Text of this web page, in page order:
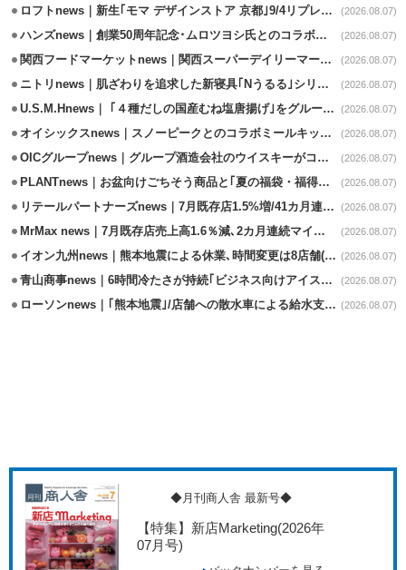
ロフトnews｜新生｢モマ デザインストア 京都｣9/4リプレイスオープン (2026.08.07)
ハンズnews｜創業50周年記念･ムロツヨシ氏とのコラボ企画｢ムロハンズ｣開催 (2026.08.07)
関西フードマーケットnews｜関西スーパーデイリーマート蒲生店8/7改装 (2026.08.07)
ニトリnews｜肌ざわりを追求した新寝具｢Nうるる｣シリーズを発売 (2026.08.07)
U.S.M.Hnews｜ ｢４種だしの国産むね塩唐揚げ｣をグループ610店で共同販促 (2026.08.07)
オイシックスnews｜スノーピークとのコラボミールキット8/13発売 (2026.08.07)
OICグループnews｜グループ酒造会社のウイスキーがコンペティション受賞 (2026.08.07)
PLANTnews｜お盆向けごちそう商品と｢夏の福袋・福得カート｣8/8から開催 (2026.08.07)
リテールパートナーズnews｜7月既存店1.5%増/41カ月連続増 (2026.08.07)
MrMax news｜7月既存店売上高1.6％減､2カ月連続マイナス (2026.08.07)
イオン九州news｜熊本地震による休業､時間変更は8店舗(8/7時点) (2026.08.07)
青山商事news｜6時間冷たさが持続｢ビジネス向けアイスベスト｣発売 (2026.08.07)
ローソンnews｜｢熊本地震｣/店舗への散水車による給水支援を開始 (2026.08.07)
◆月刊商人舎 最新号◆
【特集】新店Marketing(2026年
07月号)